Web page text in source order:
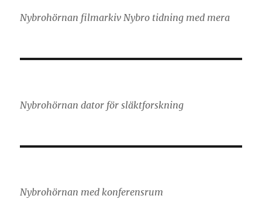
Nybrohörnan filmarkiv Nybro tidning med mera
Nybrohörnan dator för släktforskning
Nybrohörnan med konferensrum